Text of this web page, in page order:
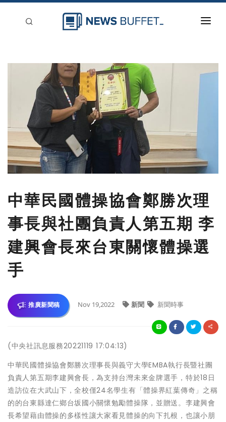
新聞稿分類
登入
刊登
中華民國體操協會鄭勝次理
事長與社團負責人第五期 李
建興會長來台東關懷體操選
手
推廣新聞稿 Nov 19,2022 新聞 新聞時事
(中央社訊息服務20221119 17:04:13)
中華民國體操協會鄭勝次理事長與義守大學EMBA執行長暨社團
負責人第五期李建興會長，為支持台灣未來金牌選手，特於18日
造訪位在大武山下，全校僅24名學生有「體操界紅葉傳奇」之稱
的的台東縣達仁鄉台坂國小關懷勉勵體操隊，並贈送。李建興會
長希望藉由體操的多樣性讓大家看見體操的向下扎根，也讓小朋